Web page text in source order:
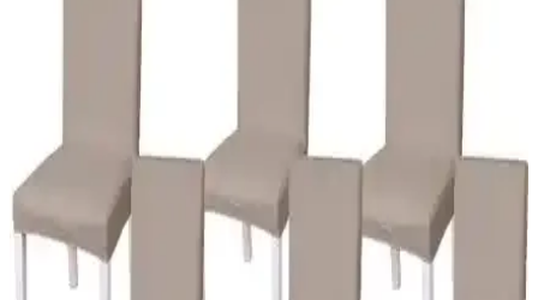
Çiçeği, düğün ve dekorasyonlarda şıklık ve uzun ömür sunar.
Parti Dolabı 50 Adet Altın Renk Lokum ve Şeker
Kutusu Şıklık ve Fonksiyonellik Sunar
50 adetlik altın renkli lokum ve şeker kutuları, şıklık ve
fonksiyonelliği bir arada sunar. Dayanıklı malzeme ve kolay montaj
avantajıyla çeşitli etkinliklerde ideal çözümdür.
Gelin Damat Gözlüğü İçin Yazılı Sticker Seti
Kişiselleştirilebilir ve Kullanışlı